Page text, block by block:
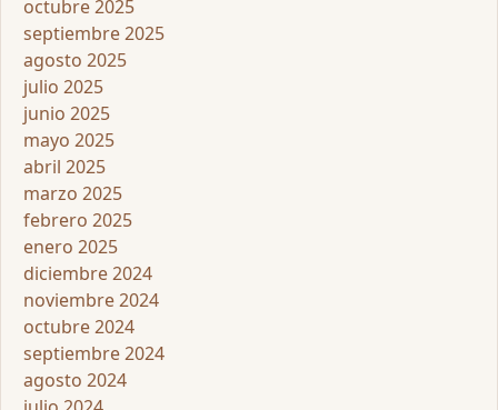
octubre 2025
septiembre 2025
agosto 2025
julio 2025
junio 2025
mayo 2025
abril 2025
marzo 2025
febrero 2025
enero 2025
diciembre 2024
noviembre 2024
octubre 2024
septiembre 2024
agosto 2024